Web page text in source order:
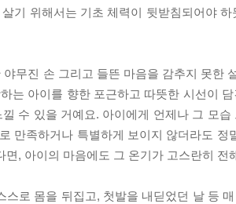
기 위해서는 기초 체력이 뒷받침되어야
무진 손 그리고 들뜬 마음을 감추지 못
아이를 향한 포근하고 따뜻한 시선이 담
수 있을 거예요. 아이에게 언제나 그 모
만족하거나 특별하게 보이지 않더라도 정
, 아이의 마음에도 그 온기가 고스란히 전
로 몸을 뒤집고, 첫발을 내딛었던 날 등